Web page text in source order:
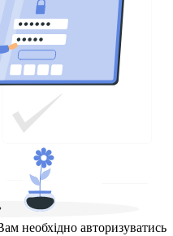
необхідно авторизуватись